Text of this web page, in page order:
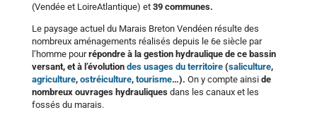
(Vendée et LoireAtlantique) et 39 communes.
Le paysage actuel du Marais Breton Vendéen résulte des
nombreux aménagements réalisés depuis le 6e siècle par
l’homme pourrépondre à la gestion hydraulique de ce bassin
versant, et à l’évolution des usages du territoire(saliculture,
agriculture, ostréiculture, tourisme…). On y compte ainsi de
nombreux ouvrages hydrauliquesdans les canaux et les
fossés du marais.